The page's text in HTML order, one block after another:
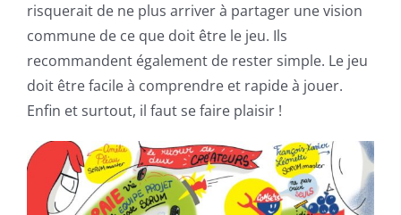
risquerait de ne plus arriver à partager une vision
commune de ce que doit être le jeu. Ils
recommandent également de rester simple. Le jeu
doit être facile à comprendre et rapide à jouer.
Enfin et surtout, il faut se faire plaisir !